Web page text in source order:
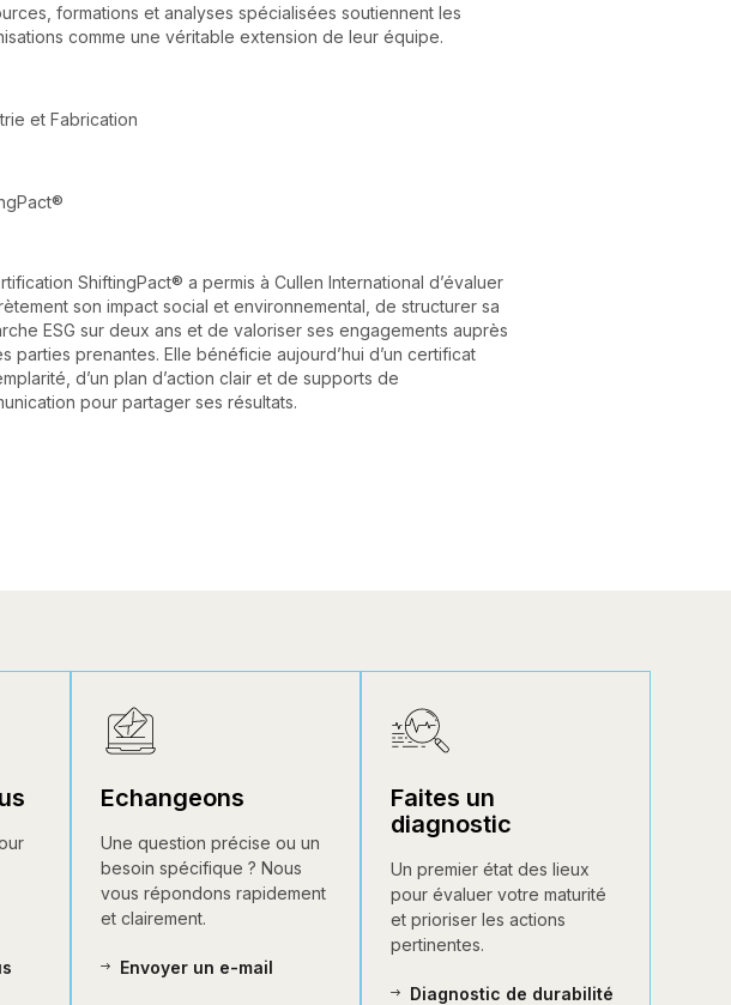
formations et analyses spécialisées soutiennent les
comme une véritable extension de leur équipe.
et Fabrication
ShiftingPact® a permis à Cullen International d’évaluer
son impact social et environnemental, de structurer sa
ESG sur deux ans et de valoriser ses engagements auprès
parties prenantes. Elle bénéficie aujourd’hui d’un certificat
d’un plan d’action clair et de supports de
pour partager ses résultats.
Echangeons
Une question précise ou un
besoin spécifique ? Nous
vous répondons rapidement
et clairement.
Envoyer un e-mail
Faites un
diagnostic
Un premier état des lieux
pour évaluer votre maturité
et prioriser les actions
pertinentes.
Diagnostic de durabilité